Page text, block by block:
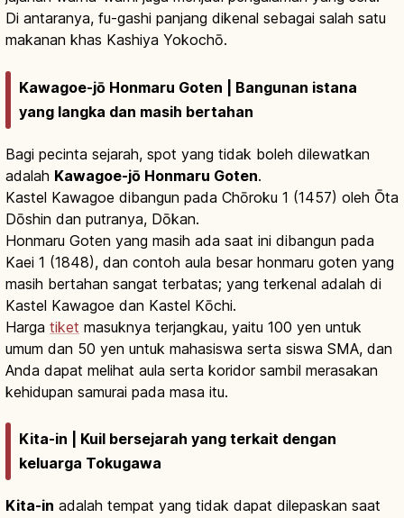
Di antaranya, fu-gashi panjang dikenal sebagai salah satu
makanan khas Kashiya Yokochō.
Kawagoe-jō Honmaru Goten | Bangunan istana
yang langka dan masih bertahan
Bagi pecinta sejarah, spot yang tidak boleh dilewatkan
adalah Kawagoe-jō Honmaru Goten.
Kastel Kawagoe dibangun pada Chōroku 1 (1457) oleh Ōta
Dōshin dan putranya, Dōkan.
Honmaru Goten yang masih ada saat ini dibangun pada
Kaei 1 (1848), dan contoh aula besar honmaru goten yang
masih bertahan sangat terbatas; yang terkenal adalah di
Kastel Kawagoe dan Kastel Kōchi.
Harga tiket masuknya terjangkau, yaitu 100 yen untuk
umum dan 50 yen untuk mahasiswa serta siswa SMA, dan
Anda dapat melihat aula serta koridor sambil merasakan
kehidupan samurai pada masa itu.
Kita-in | Kuil bersejarah yang terkait dengan
keluarga Tokugawa
Kita-in adalah tempat yang tidak dapat dilepaskan saat